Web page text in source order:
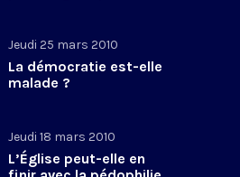
Jeudi 25 mars 2010
La démocratie est-elle
malade ?
Jeudi 18 mars 2010
L’Église peut-elle en